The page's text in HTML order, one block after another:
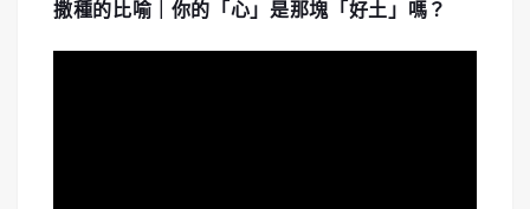
撒種的比喻｜你的「心」是那塊「好土」嗎？